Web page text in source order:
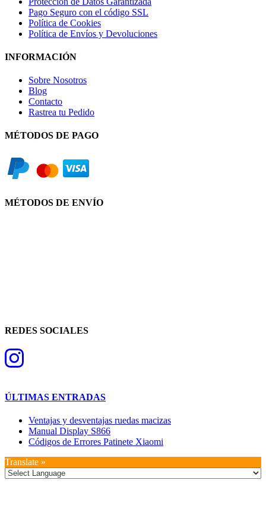
Pago Seguro con el código SSL
Política de Cookies
Política de Envíos y Devoluciones
INFORMACIÓN
Sobre Nosotros
Blog
Contacto
Rastrea tu Pedido
MÉTODOS DE PAGO
MÉTODOS DE ENVÍO
REDES SOCIALES
ÚLTIMAS ENTRADAS
Ventajas y desventajas ruedas macizas
Manual Display S866
Códigos de Errores Patinete Xiaomi
Translate »